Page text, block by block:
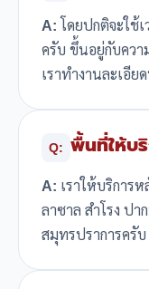
A: โดยปกติจะใช้
ครับ ขึ้นอยู่กับควา
เราทำงานละเอี
Q: พื้นที่ให้บ
A: เราให้บริการ
ลาซาล สำโรง ป
สมุทรปราการครับ